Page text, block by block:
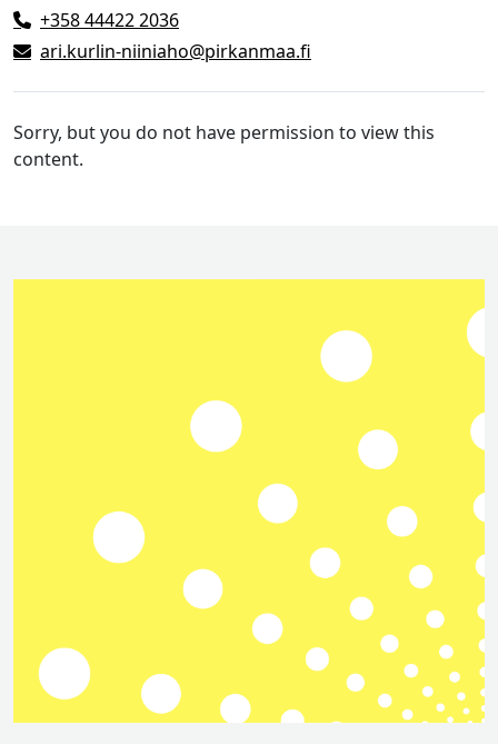
+358 44422 2036
ari.kurlin-niiniaho@pirkanmaa.fi
Sorry, but you do not have permission to view this
content.